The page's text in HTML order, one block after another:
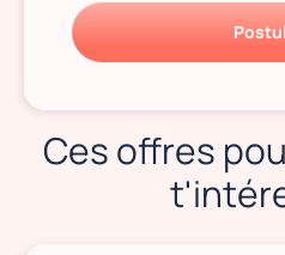
Ces offres